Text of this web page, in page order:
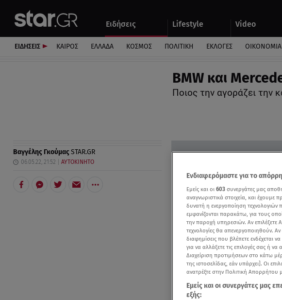
Ειδήσεις Lifestyle Video
Αυτοκίνητο
ΕΙΔΗΣΕΙΣ ΚΑΙΡΟΣ ΕΛΛΑΔΑ ΚΟΣΜΟΣ ΠΟΛΙΤΙΚΗ ΕΚΛΟΓΕΣ ΟΙΚΟΝΟΜΙΑ
BMW και
Ποιος την αγοράζει την
Βαγγέλης ΓκούμαςSTAR.GR
06.05.22, 21:52 ΑΥΤΟΚΙΝΗΤΟ
Ενδιαφερόμαστε για το
Εμείς και οι 603 συνεργάτες μας
αναγνωριστικά στοιχεία, και
δυνατή η ενεργοποίηση
εμφανίζονται παρακάτω, για τους
την παροχή υπηρεσιών. Αν
τεχνολογίες θα απενεργοποιηθούν.
διαφημίσεις που βλέπετε ενδέχεται
για να αλλάξετε τις επιλογές σας ή
Διαχείριση προτιμήσεων στο κάτω
της ιστοσελίδας, εάν υπάρχει]. Οι
ανατρέξτε στην Πολιτική Απορρήτου
Εμείς και οι συνεργάτες μας
εξής: